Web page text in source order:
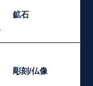
鉱石
彫刻/仏像